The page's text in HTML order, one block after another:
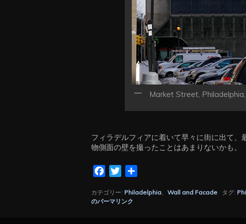
Market Street,
フィラデルフィアに着いて早々に街に出て
物側面の壁を撮ったことはあまりないかも。
FacebookTwitter
カテゴリー: Philadelphia Wall and Facade タグ:
のパーマリンク